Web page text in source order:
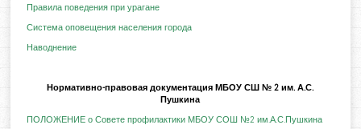
Правила поведения при урагане
Система оповещения населения города
Наводнение
Нормативно-правовая документация МБОУ СШ № 2 им. А.С.
Пушкина
ПОЛОЖЕНИЕ о Совете профилактики МБОУ СОШ №2 им.А.С.Пушкина